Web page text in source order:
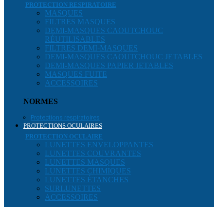
PROTECTION RESPIRATOIRE
MASQUES
FILTRES MASQUES
DEMI-MASQUES CAOUTCHOUC
RÉUTILISABLES
FILTRES DEMI-MASQUES
DEMI-MASQUES CAOUTCHOUC JETABLES
DEMI-MASQUES PAPIER JETABLES
MASQUES FUITE
ACCESSOIRES
NORMES
Protections respiratoires
PROTECTIONS OCULAIRES
PROTECTION OCULAIRE
LUNETTES ENVELOPPANTES
LUNETTES COUVRANTES
LUNETTES MASQUES
LUNETTES CHIMIQUES
LUNETTES ÉTANCHES
SURLUNETTES
ACCESSOIRES